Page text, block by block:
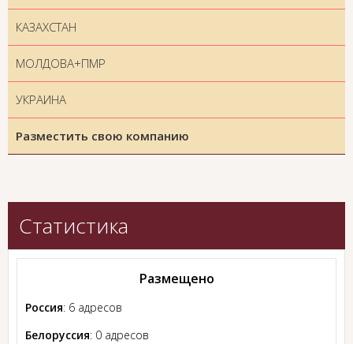
КАЗАХСТАН
МОЛДОВА+ПМР
УКРАИНА
Разместить свою компанию
Статистика
Размещено
Россия: 6 адресов
Белоруссия: 0 адресов